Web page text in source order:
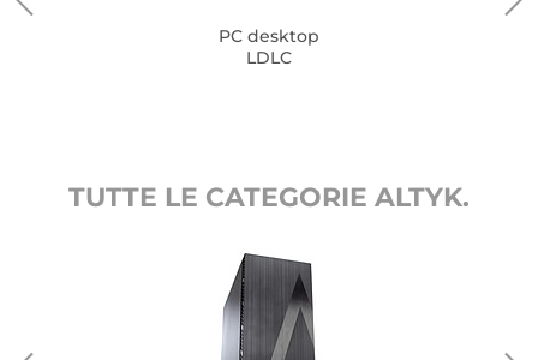
PC desktop
LDLC
TUTTE LE CATEGORIE ALTYK.